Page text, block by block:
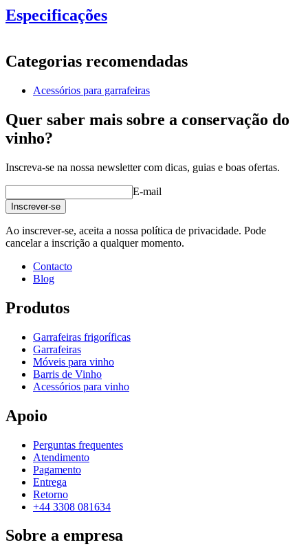
ferramenta online para decoração de adegas
Especificações
Número do produtoS601
Geral
entrega Desmontado
PosicionamentoChão
Fabricante
Modular true
Dimensões (LxAxP cm)
Altura (cm)
profundidade (cm) 28
Peso (kg)4.9
Categorias recomendadas
Acessórios para garrafeiras
Quer saber mais sobre a conservação do
vinho?
Inscreva-se na nossa newsletter com dicas, guias e boas ofertas.
E-mail
Inscrever-se
Ao inscrever-se, aceita a nossa política de privacidade. Pode
cancelar a inscrição a qualquer momento.
Contacto
Blog
Produtos
Garrafeiras frigoríficas
Garrafeiras
Móveis para vinho
Barris de Vinho
Acessórios para vinho
Apoio
Perguntas frequentes
Atendimento
Pagamento
Entrega
Retorno
+44 3308 081634
Sobre a empresa